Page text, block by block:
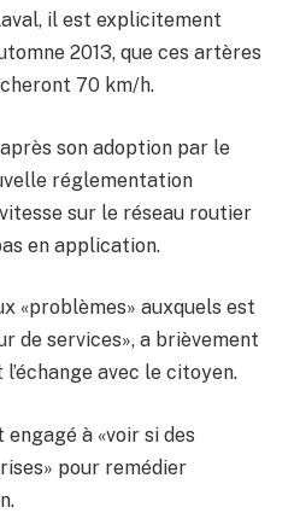
il est explicitement
2013, que ces artères
70 km/h.
son adoption par le
réglementation
sur le réseau routier
en application.
«problèmes» auxquels est
de services», a brièvement
avec le citoyen.
engagé à «voir si des
pour remédier